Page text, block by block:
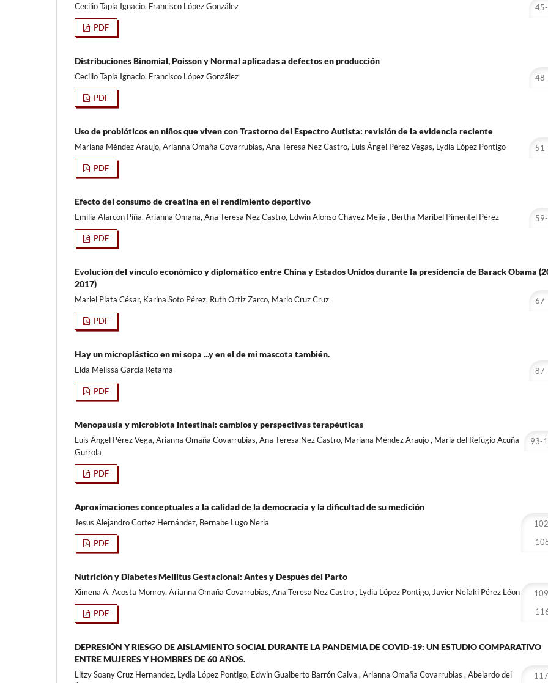
Cecilio Tapia Ignacio, Francisco López González
PDF
Distribuciones Binomial, Poisson y Normal aplicadas a defectos en producción
Cecilio Tapia Ignacio, Francisco López González
PDF
Uso de probióticos en niños que viven con Trastorno del Espectro Autista: revisión de la evidencia reciente
Mariana Méndez Araujo, Arianna Omaña Covarrubias, Ana Teresa Nez Castro, Luis Ángel Pérez Vegas, Lydia López Pontigo
PDF
Efecto del consumo de creatina en el rendimiento deportivo
Emilia Alarcon Piña, Arianna Omana, Ana Teresa Nez Castro, Edwin Alonso Chávez Mejía , Bertha Maribel Pimentel Pérez
PDF
Evolución del vínculo económico y diplomático entre China y Estados Unidos durante la presidencia de Barack Obama
2017)
Mariel Plata César, Karina Soto Pérez, Ruth Ortiz Zarco, Mario Cruz Cruz
PDF
Hay un microplástico en mi sopa ...y en el de mi mascota también.
Elda Melissa Garcia Retama
PDF
Menopausia y microbiota intestinal: cambios y perspectivas terapéuticas
Luis Ángel Pérez Vega, Arianna Omaña Covarrubias, Ana Teresa Nez Castro, Mariana Méndez Araujo , María del Refugio Acuña
Gurrola
93-
PDF
Aproximaciones conceptuales a la calidad de la democracia y la dificultad de su medición
Jesus Alejandro Cortez Hernández, Bernabe Lugo Neria
PDF
Nutrición y Diabetes Mellitus Gestacional: Antes y Después del Parto
Ximena A. Acosta Monroy, Arianna Omaña Covarrubias, Ana Teresa Nez Castro , Lydia López Pontigo, Javier Nefaki Pérez Léon
PDF
DEPRESIÓN Y RIESGO DE AISLAMIENTO SOCIAL DURANTE LA PANDEMIA DE COVID-19: UN ESTUDIO COMPARATIVO
ENTRE MUJERES Y HOMBRES DE 60 AÑOS.
Litzy Soany Cruz Hernandez, Lydia López Pontigo, Edwin Gualberto Barrón Calva , Arianna Omaña Covarrubias , Abelardo del